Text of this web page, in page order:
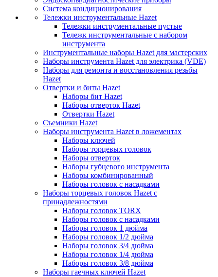
Система кондиционирования
Тележки инструментальные Hazet
Тележки инструментальные пустые
Тележк инструментальные с набором
инструмента
Инструментальные наборы Hazet для мастерских
Наборы инструмента Hazet для электрика (VDE)
Наборы для ремонта и восстановления резьбы
Hazet
Отвертки и биты Hazet
Наборы бит Hazet
Наборы отверток Hazet
Отвертки Hazet
Съемники Hazet
Наборы инструмента Hazet в ложементах
Наборы ключей
Наборы торцевых головок
Наборы отверток
Наборы губцевого инструмента
Наборы комбинированный
Наборы головок с насадками
Наборы торцевых головок Hazet с
принадлежностями
Наборы головок TORX
Наборы головок с насадками
Наборы головок 1 дюйма
Наборы головок 1/2 дюйма
Наборы головок 3/4 дюйма
Наборы головок 1/4 дюйма
Наборы головок 3/8 дюйма
Наборы гаечных ключей Hazet